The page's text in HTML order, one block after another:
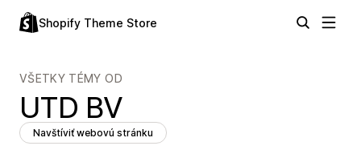
Shopify Theme Store
VŠETKY TÉMY OD
UTD BV
Navštíviť webovú stránku